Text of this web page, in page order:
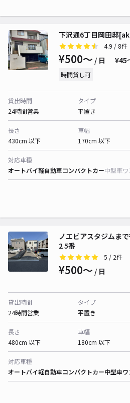
下沢通6丁目岡田邸
4.9 / 8件
¥500〜 / 日 ¥45
時間貸し可
貸出時間
24時間営業
タイプ
平置き
長さ
430cm 以下
車幅
170cm 以下
対応車種
オートバイ軽自動車コンパクトカー中型車
ノエビアスタジムま
2 5番
5 / 2件
¥500〜 / 日
貸出時間
24時間営業
タイプ
平置き
長さ
480cm 以下
車幅
180cm 以下
対応車種
オートバイ軽自動車コンパクトカー中型車